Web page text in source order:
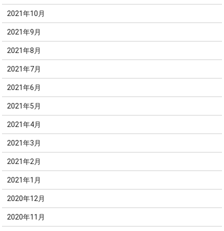
2021年10月
2021年9月
2021年8月
2021年7月
2021年6月
2021年5月
2021年4月
2021年3月
2021年2月
2021年1月
2020年12月
2020年11月